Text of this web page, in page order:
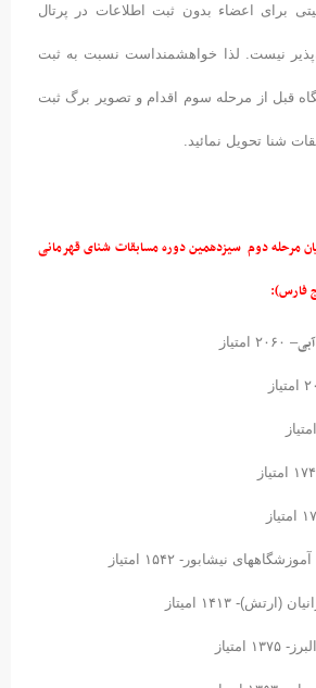
برای اعضاء بدون ثبت اطلاعات در پرتال
نیست. لذا خواهشمنداست نسبت به ثبت
قبل از مرحله سوم اقدام و تصویر برگ ثبت
شنا تحویل نمائید.
مرحله دوم سیزدهمین دوره مسابقات شنای قهرمانی
فارس):
– ۲۰۶۰ امتیاز
نیشابور- ۱۵۴۲ امتیاز
۱۴۱۳ امیتاز
امتیاز